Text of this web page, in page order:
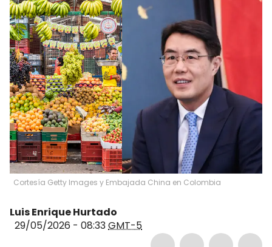
Cortesía Getty Images y Embajada China en Colombia
Luis Enrique Hurtado
29/05/2026 - 08:33GMT-5